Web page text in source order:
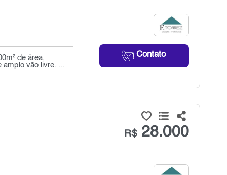
Contato
de área,
amplo vão livre. ...
R$28.000